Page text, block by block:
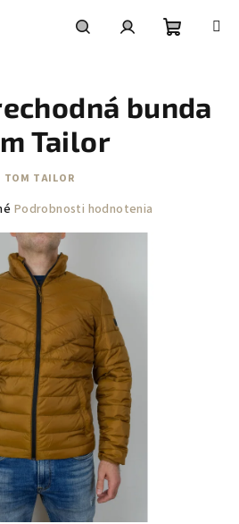
košík
bunda
Tailor
TOM TAILOR
Podrobnosti hodnotenia